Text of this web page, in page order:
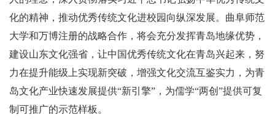
化的精神，推动优秀传统文化进校园向纵深发展。曲阜师范
大学和万博注册的战略合作，将会充分发挥青岛地缘优势，
建设山东文化强省，让中国优秀传统文化在青岛兴起来，努
力在提升能级上实现新突破，增强文化交流互鉴实力，为青
岛文化产业快速发展提供“新引擎”，为儒学“两创”提供可复
制可推广的示范样板。